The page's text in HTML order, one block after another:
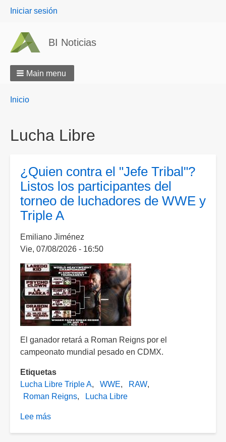
User
Iniciar sesión
BI Noticias
Main menu
Breadcrumbs
You
Inicio
Lucha Libre
¿Quien contra el "Jefe Tribal"?
Listos los participantes del
torneo de luchadores de WWE y
Triple A
Emiliano Jiménez
Vie, 07/08/2026 - 16:50
El ganador retará a Roman Reigns por el
campeonato mundial pesado en CDMX.
Etiquetas
Lucha Libre Triple A
WWE
RAW
Roman Reigns
Lucha Libre
Lee más